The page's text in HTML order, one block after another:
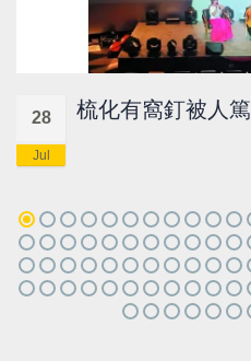
28
Jul
梳化有窩釘被人篤